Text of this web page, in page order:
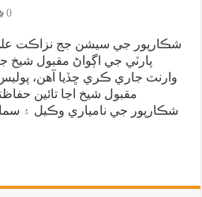
0
شڪارپور جي سيشن جج نزاڪت علي
پارٽي جي اڳواڻ مقبول شيخ
وارنٽ جاري ڪري ڇڏيا آهن،
مقبول شيخ اڃا تائين
شڪارپور جي نامياري وڪيل ۽